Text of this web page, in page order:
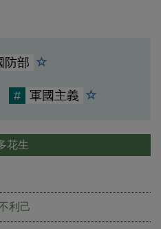
防部
# 軍國主義
花生
利己